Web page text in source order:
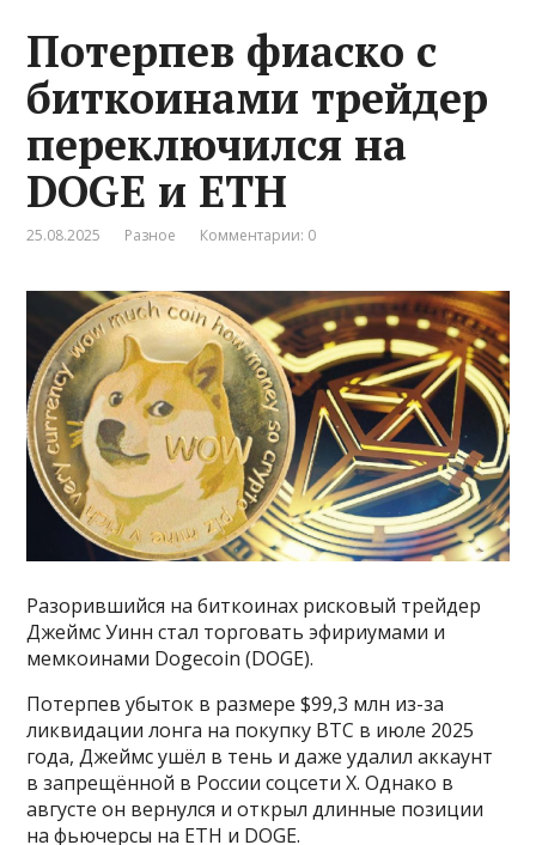
Потерпев фиаско с
биткоинами трейдер
переключился на
DOGE и ETH
25.08.2025 Разное Комментарии: 0
Разорившийся на биткоинах рисковый трейдер
Джеймс Уинн стал торговать эфириумами и
мемкоинами Dogecoin (DOGE).
Потерпев убыток в размере $99,3 млн из-за
ликвидации лонга на покупку BTC в июле 2025
года, Джеймс ушёл в тень и даже удалил аккаунт
в запрещённой в России соцсети X. Однако в
августе он вернулся и открыл длинные позиции
на фьючерсы на ETH и DOGE.